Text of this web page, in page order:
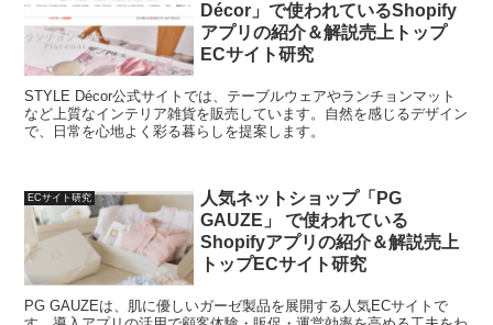
Décor」で使われているShopify
アプリの紹介＆解説売上トップ
ECサイト研究
STYLE Décor公式サイトでは、テーブルウェアやランチョンマット
など上質なインテリア雑貨を販売しています。自然を感じるデザイン
で、日常を心地よく彩る暮らしを提案します。
ECサイト研究
人気ネットショップ「PG
GAUZE」 で使われている
Shopifyアプリの紹介＆解説売上
トップECサイト研究
PG GAUZEは、肌に優しいガーゼ製品を展開する人気ECサイトで